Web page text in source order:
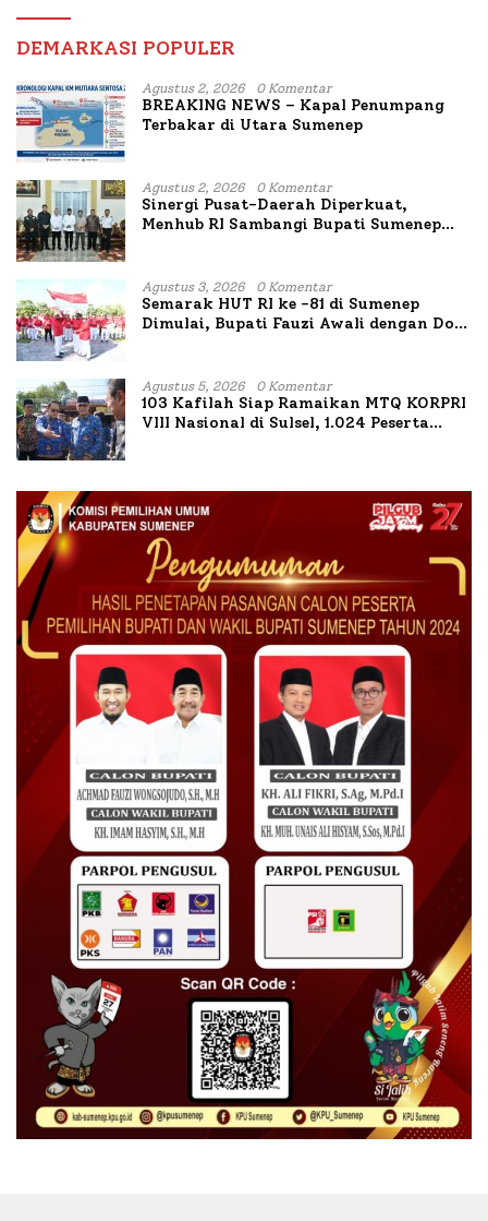
DEMARKASI POPULER
Agustus 2, 2026 0 Komentar
BREAKING NEWS – Kapal Penumpang
Terbakar di Utara Sumenep
Agustus 2, 2026 0 Komentar
Sinergi Pusat-Daerah Diperkuat,
Menhub RI Sambangi Bupati Sumenep
Agustus 3, 2026 0 Komentar
Semarak HUT RI ke -81 di Sumenep
Dimulai, Bupati Fauzi Awali dengan Doa
Agustus 5, 2026 0 Komentar
103 Kafilah Siap Ramaikan MTQ KORPRI
VIII Nasional di Sulsel, 1.024 Peserta